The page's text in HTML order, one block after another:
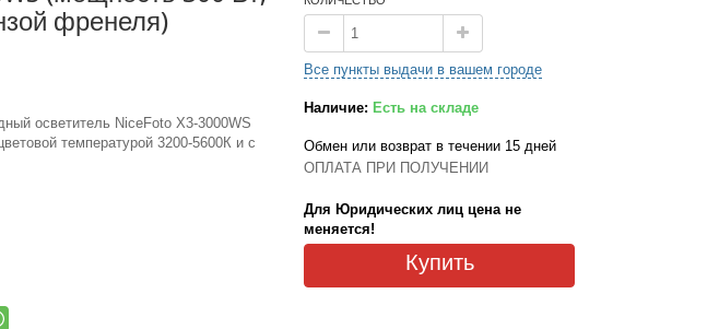
френеля)
осветитель NiceFoto X3-3000WS
температурой 3200-5600К и с
Все пункты выдачи в вашем городе
Наличие: Есть на складе
Обмен или возврат в течении 15 дней
ОПЛАТА ПРИ ПОЛУЧЕНИИ
Для Юридических лиц цена не
меняется!
Купить